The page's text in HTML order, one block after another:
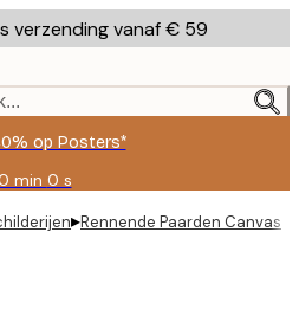
verzending vanaf € 59
op Posters*
min 0 s
Geldig
tot:
2026-
▸Rennende Paarden Canvas